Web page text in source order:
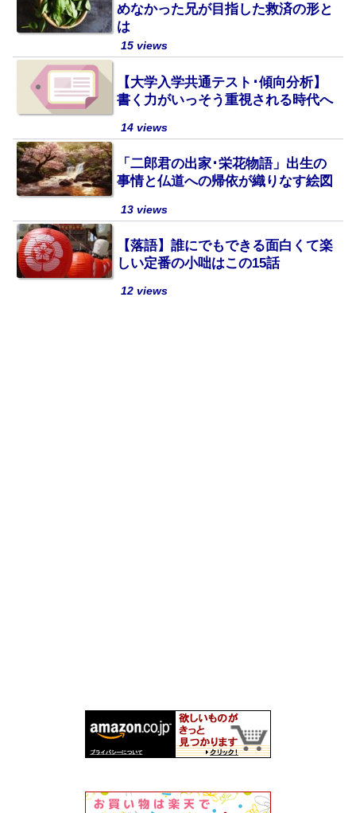
めなかった兄が目指した救済の形と
は
15 views
【大学入学共通テスト･傾向分析】
書く力がいっそう重視される時代へ
14 views
「二郎君の出家･栄花物語」出生の
事情と仏道への帰依が織りなす絵図
13 views
【落語】誰にでもできる面白くて楽
しい定番の小咄はこの15話
12 views